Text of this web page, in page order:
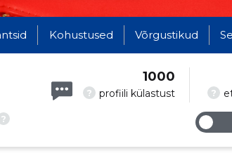
Kohustused Võrgustikud
?
? profiili külastust
1000
?